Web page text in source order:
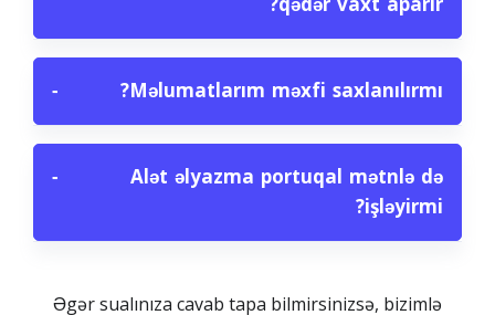
Məlumatlarım məxfi saxlanılırmı?
−
Alət əlyazma portuqal mətnlə də
işləyirmi?
−
Əgər sualınıza cavab tapa bilmirsinizsə, bizimlə